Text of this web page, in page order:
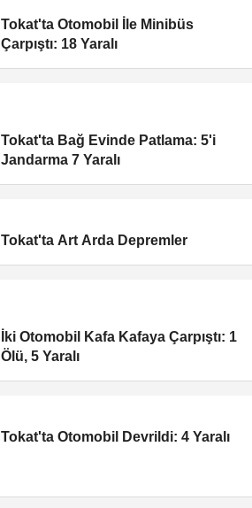
Tokat'ta Otomobil İle Minibüs
Çarpıştı: 18 Yaralı
Tokat'ta Bağ Evinde Patlama: 5'i
Jandarma 7 Yaralı
Tokat'ta Art Arda Depremler
İki Otomobil Kafa Kafaya Çarpıştı: 1
Ölü, 5 Yaralı
Tokat'ta Otomobil Devrildi: 4 Yaralı